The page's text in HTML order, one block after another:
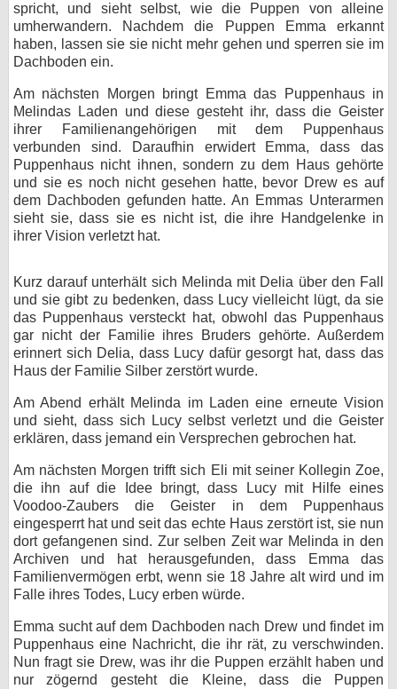
spricht, und sieht selbst, wie die Puppen von alleine
umherwandern. Nachdem die Puppen Emma erkannt
haben, lassen sie sie nicht mehr gehen und sperren sie im
Dachboden ein.
Am nächsten Morgen bringt Emma das Puppenhaus in
Melindas Laden und diese gesteht ihr, dass die Geister
ihrer Familienangehörigen mit dem Puppenhaus
verbunden sind. Daraufhin erwidert Emma, dass das
Puppenhaus nicht ihnen, sondern zu dem Haus gehörte
und sie es noch nicht gesehen hatte, bevor Drew es auf
dem Dachboden gefunden hatte. An Emmas Unterarmen
sieht sie, dass sie es nicht ist, die ihre Handgelenke in
ihrer Vision verletzt hat.
Kurz darauf unterhält sich Melinda mit Delia über den Fall
und sie gibt zu bedenken, dass Lucy vielleicht lügt, da sie
das Puppenhaus versteckt hat, obwohl das Puppenhaus
gar nicht der Familie ihres Bruders gehörte. Außerdem
erinnert sich Delia, dass Lucy dafür gesorgt hat, dass das
Haus der Familie Silber zerstört wurde.
Am Abend erhält Melinda im Laden eine erneute Vision
und sieht, dass sich Lucy selbst verletzt und die Geister
erklären, dass jemand ein Versprechen gebrochen hat.
Am nächsten Morgen trifft sich Eli mit seiner Kollegin Zoe,
die ihn auf die Idee bringt, dass Lucy mit Hilfe eines
Voodoo-Zaubers die Geister in dem Puppenhaus
eingesperrt hat und seit das echte Haus zerstört ist, sie nun
dort gefangenen sind. Zur selben Zeit war Melinda in den
Archiven und hat herausgefunden, dass Emma das
Familienvermögen erbt, wenn sie 18 Jahre alt wird und im
Falle ihres Todes, Lucy erben würde.
Emma sucht auf dem Dachboden nach Drew und findet im
Puppenhaus eine Nachricht, die ihr rät, zu verschwinden.
Nun fragt sie Drew, was ihr die Puppen erzählt haben und
nur zögernd gesteht die Kleine, dass die Puppen